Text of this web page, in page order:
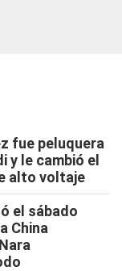
fue peluquera
y le cambió el
alto voltaje
el sábado
China